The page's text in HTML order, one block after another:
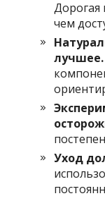
Дорогая
чем
лучшее.
Уход